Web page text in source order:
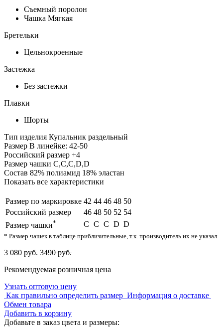
Съемный поролон
Чашка Мягкая
Бретельки
Цельнокроенные
Застежка
Без застежки
Плавки
Шорты
Тип изделия Купальник раздельный
Размер В линейке: 42-50
Российский размер +4
Размер чашки C,С,C,D,D
Состав 82% полиамид 18% эластан
Показать все характеристики
Размер по маркировке 42 44 46 48 50
Российский размер
46 48 50 52 54
Размер чашки* C С C D D
* Размер чашек в таблице приблизительные, т.к. производитель их не указал
3 080 руб. 3490 руб.
Рекомендуемая розничная цена
Узнать оптовую цену
Как правильно определить размер Информация о доставке
Обмен товара
Добавить в корзину
Добавьте в заказ цвета и размеры: